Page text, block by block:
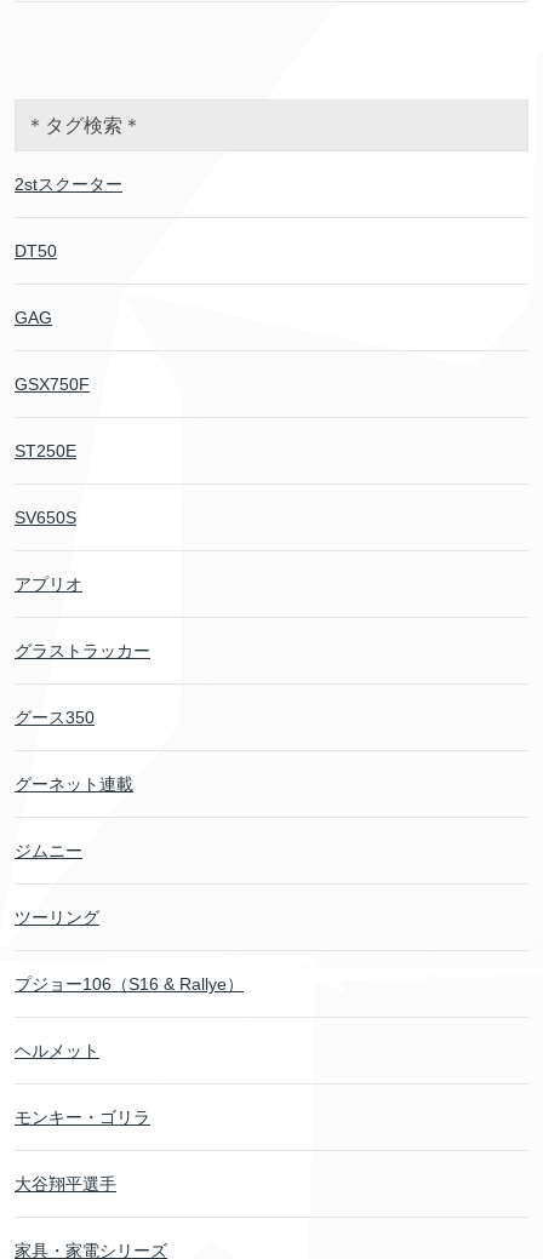
＊タグ検索＊
2stスクーター
DT50
GAG
GSX750F
ST250E
SV650S
アプリオ
グラストラッカー
グース350
グーネット連載
ジムニー
ツーリング
プジョー106（S16 & Rallye）
ヘルメット
モンキー・ゴリラ
大谷翔平選手
家具・家電シリーズ